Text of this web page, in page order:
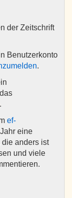
der Zeitschrift
Benutzerkonto
.
.
ef-
eine
anders ist
und viele